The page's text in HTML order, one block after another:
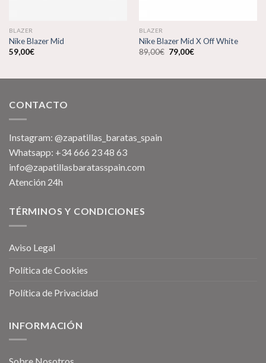
BLAZER
Nike Blazer Mid
59,00€
BLAZER
Nike Blazer Mid X Off White
89,00€ El
precio
79,00€El
CONTACTO
Instagram: @zapatillas_baratas_spain
Whatsapp: +34 666 23 48 63
info@zapatillasbaratasspain.com
Atención 24h
TÉRMINOS Y CONDICIONES
Aviso Legal
Política de Cookies
Política de Privacidad
INFORMACIÓN